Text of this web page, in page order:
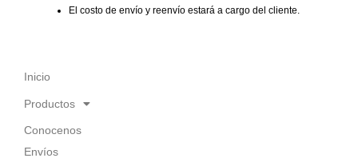
El costo de envío y reenvío estará a cargo del cliente.
Inicio
Productos
Conocenos
Envíos